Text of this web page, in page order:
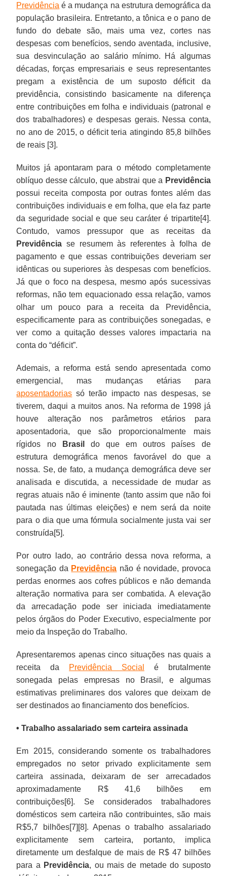
Previdência é a mudança na estrutura demográfica da
população brasileira. Entretanto, a tônica e o pano de
fundo do debate são, mais uma vez, cortes nas
despesas com benefícios, sendo aventada, inclusive,
sua desvinculação ao salário mínimo. Há algumas
décadas, forças empresariais e seus representantes
pregam a existência de um suposto déficit da
previdência, consistindo basicamente na diferença
entre contribuições em folha e individuais (patronal e
dos trabalhadores) e despesas gerais. Nessa conta,
no ano de 2015, o déficit teria atingindo 85,8 bilhões
de reais [3].
Muitos já apontaram para o método completamente
oblíquo desse cálculo, que abstrai que a Previdência
possui receita composta por outras fontes além das
contribuições individuais e em folha, que ela faz parte
da seguridade social e que seu caráter é tripartite[4].
Contudo, vamos pressupor que as receitas da
Previdência se resumem às referentes à folha de
pagamento e que essas contribuições deveriam ser
idênticas ou superiores às despesas com benefícios.
Já que o foco na despesa, mesmo após sucessivas
reformas, não tem equacionado essa relação, vamos
olhar um pouco para a receita da Previdência,
especificamente para as contribuições sonegadas, e
ver como a quitação desses valores impactaria na
conta do “déficit”.
Ademais, a reforma está sendo apresentada como
emergencial, mas mudanças etárias para
aposentadorias só terão impacto nas despesas, se
tiverem, daqui a muitos anos. Na reforma de 1998 já
houve alteração nos parâmetros etários para
aposentadoria, que são proporcionalmente mais
rígidos no
Brasil
do que em outros países de
estrutura demográfica menos favorável do que a
nossa. Se, de fato, a mudança demográfica deve ser
analisada e discutida, a necessidade de mudar as
regras atuais não é iminente (tanto assim que não foi
pautada nas últimas eleições) e nem será da noite
para o dia que uma fórmula socialmente justa vai ser
construída[5].
Por outro lado, ao contrário dessa nova reforma, a
sonegação da Previdência não é novidade, provoca
perdas enormes aos cofres públicos e não demanda
alteração normativa para ser combatida. A elevação
da arrecadação pode ser iniciada imediatamente
pelos órgãos do Poder Executivo, especialmente por
meio da Inspeção do Trabalho.
Apresentaremos apenas cinco situações nas quais a
receita da
Previdência Social
é brutalmente
sonegada pelas empresas no Brasil, e algumas
estimativas preliminares dos valores que deixam de
ser destinados ao financiamento dos benefícios.
• Trabalho assalariado sem carteira assinada
Em 2015, considerando somente os trabalhadores
empregados no setor privado explicitamente sem
carteira assinada, deixaram de ser arrecadados
aproximadamente R$ 41,6 bilhões em
contribuições[6]. Se considerados trabalhadores
domésticos sem carteira não contribuintes, são mais
R$5,7 bilhões[7][8]. Apenas o trabalho assalariado
explicitamente sem carteira, portanto, implica
diretamente um desfalque de mais de R$ 47 bilhões
para a Previdência, ou mais de metade do suposto